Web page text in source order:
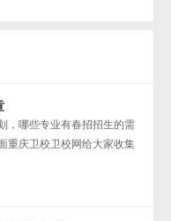
，哪些专业有春招招生的需
重庆卫校卫校网给大家收集